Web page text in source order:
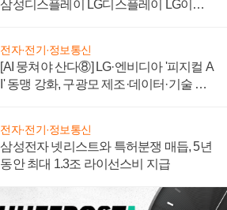
삼성디스플레이 LG디스플레이 LG이노
전자·전기·정보통신
[AI 뭉쳐야 산다⑧] LG·엔비디아 '피지컬 A
I' 동맹 강화, 구광모 제조·데이터·기술 결
전자·전기·정보통신
삼성전자 넷리스트와 특허분쟁 매듭, 5년
동안 최대 1.3조 라이선스비 지급